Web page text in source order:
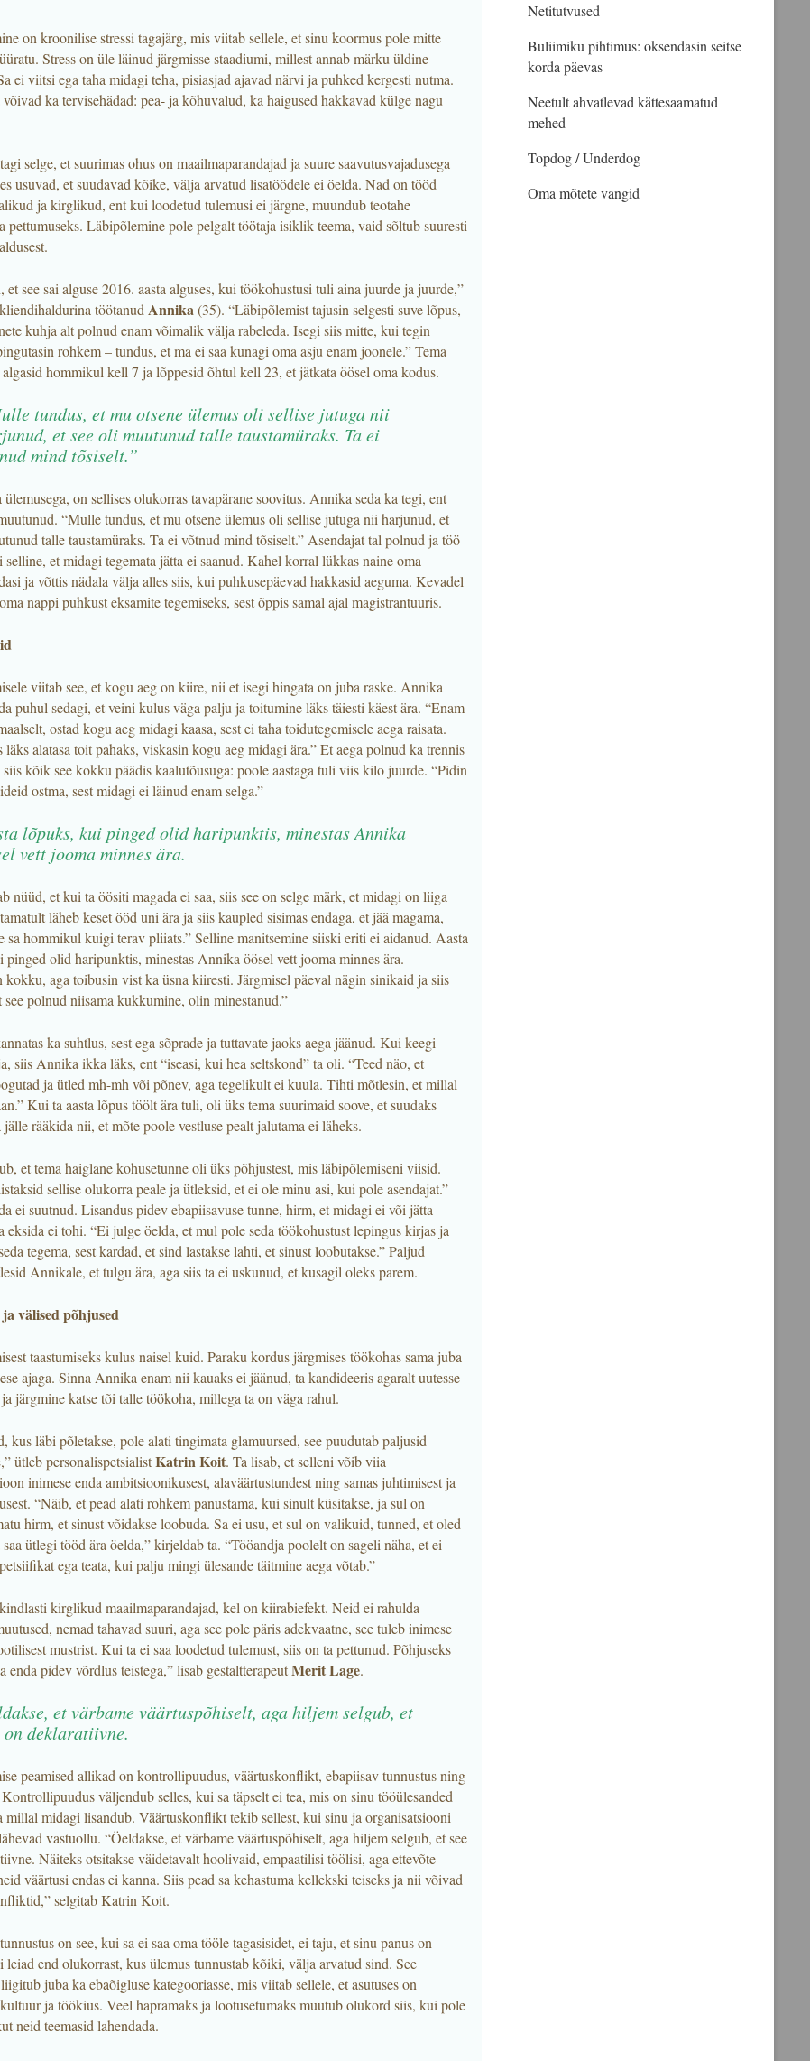
on kroonilise stressi tagajärg, mis viitab sellele, et sinu koormus pole mitte
Stress on üle läinud järgmisse staadiumi, millest annab märku üldine
ei viitsi ega taha midagi teha, pisiasjad ajavad närvi ja puhked kergesti nutma.
ka tervisehädad: pea- ja kõhuvalud, ka haigused hakkavad külge nagu
selge, et suurimas ohus on maailmaparandajad ja suure saavutusvajadusega
usuvad, et suudavad kõike, välja arvatud lisatöödele ei öelda. Nad on tööd
ja kirglikud, ent kui loodetud tulemusi ei järgne, muundub teotahe
pettumuseks. Läbipõlemine pole pelgalt töötaja isiklik teema, vaid sõltub suuresti
et see sai alguse 2016. aasta alguses, kui töökohustusi tuli aina juurde ja juurde,”
töötanud Annika (35). “Läbipõlemist tajusin selgesti suve lõpus,
kuhja alt polnud enam võimalik välja rabeleda. Isegi siis mitte, kui tegin
rohkem – tundus, et ma ei saa kunagi oma asju enam joonele.” Tema
hommikul kell 7 ja lõppesid õhtul kell 23, et jätkata öösel oma kodus.
tundus, et mu otsene ülemus oli sellise jutuga nii
et see oli muutunud talle taustamüraks. Ta ei
mind tõsiselt.”
ülemusega, on sellises olukorras tavapärane soovitus. Annika seda ka tegi, ent
“Mulle tundus, et mu otsene ülemus oli sellise jutuga nii harjunud, et
talle taustamüraks. Ta ei võtnud mind tõsiselt.” Asendajat tal polnud ja töö
et midagi tegemata jätta ei saanud. Kahel korral lükkas naine oma
ja võttis nädala välja alles siis, kui puhkusepäevad hakkasid aeguma. Kevadel
nappi puhkust eksamite tegemiseks, sest õppis samal ajal magistrantuuris.
viitab see, et kogu aeg on kiire, nii et isegi hingata on juba raske. Annika
puhul sedagi, et veini kulus väga palju ja toitumine läks täiesti käest ära. “Enam
ostad kogu aeg midagi kaasa, sest ei taha toidutegemisele aega raisata.
alatasa toit pahaks, viskasin kogu aeg midagi ära.” Et aega polnud ka trennis
kõik see kokku päädis kaalutõusuga: poole aastaga tuli viis kilo juurde. “Pidin
ostma, sest midagi ei läinud enam selga.”
lõpuks, kui pinged olid haripunktis, minestas Annika
vett jooma minnes ära.
nüüd, et kui ta öösiti magada ei saa, siis see on selge märk, et midagi on liiga
läheb keset ööd uni ära ja siis kaupled sisimas endaga, et jää magama,
sa hommikul kuigi terav pliiats.” Selline manitsemine siiski eriti ei aidanud. Aasta
pinged olid haripunktis, minestas Annika öösel vett jooma minnes ära.
aga toibusin vist ka üsna kiiresti. Järgmisel päeval nägin sinikaid ja siis
see polnud niisama kukkumine, olin minestanud.”
ka suhtlus, sest ega sõprade ja tuttavate jaoks aega jäänud. Kui keegi
siis Annika ikka läks, ent “iseasi, kui hea seltskond” ta oli. “Teed näo, et
ja ütled mh-mh või põnev, aga tegelikult ei kuula. Tihti mõtlesin, et millal
Kui ta aasta lõpus töölt ära tuli, oli üks tema suurimaid soove, et suudaks
jälle rääkida nii, et mõte poole vestluse pealt jalutama ei läheks.
et tema haiglane kohusetunne oli üks põhjustest, mis läbipõlemiseni viisid.
sellise olukorra peale ja ütleksid, et ei ole minu asi, kui pole asendajat.”
ei suutnud. Lisandus pidev ebapiisavuse tunne, hirm, et midagi ei või jätta
eksida ei tohi. “Ei julge öelda, et mul pole seda töökohustust lepingus kirjas ja
tegema, sest kardad, et sind lastakse lahti, et sinust loobutakse.” Paljud
Annikale, et tulgu ära, aga siis ta ei uskunud, et kusagil oleks parem.
ja välised põhjused
taastumiseks kulus naisel kuid. Paraku kordus järgmises töökohas sama juba
ajaga. Sinna Annika enam nii kauaks ei jäänud, ta kandideeris agaralt uutesse
ja järgmine katse tõi talle töökoha, millega ta on väga rahul.
kus läbi põletakse, pole alati tingimata glamuursed, see puudutab paljusid
ütleb personalispetsialistKatrin Koit. Ta lisab, et selleni võib viia
inimese enda ambitsioonikusest, alaväärtustundest ning samas juhtimisest ja
“Näib, et pead alati rohkem panustama, kui sinult küsitakse, ja sul on
hirm, et sinust võidakse loobuda. Sa ei usu, et sul on valikuid, tunned, et oled
ütlegi tööd ära öelda,” kirjeldab ta. “Tööandja poolelt on sageli näha, et ei
ega teata, kui palju mingi ülesande täitmine aega võtab.”
kirglikud maailmaparandajad, kel on kiirabiefekt. Neid ei rahulda
nemad tahavad suuri, aga see pole päris adekvaatne, see tuleb inimese
mustrist. Kui ta ei saa loodetud tulemust, siis on ta pettunud. Põhjuseks
enda pidev võrdlus teistega,” lisab gestaltterapeutMerit Lage.
et värbame väärtuspõhiselt, aga hiljem selgub, et
on deklaratiivne.
peamised allikad on kontrollipuudus, väärtuskonflikt, ebapiisav tunnustus ning
väljendub selles, kui sa täpselt ei tea, mis on sinu tööülesanded
millal midagi lisandub. Väärtuskonflikt tekib sellest, kui sinu ja organisatsiooni
vastuollu. “Öeldakse, et värbame väärtuspõhiselt, aga hiljem selgub, et see
Näiteks otsitakse väidetavalt hoolivaid, empaatilisi töölisi, aga ettevõte
väärtusi endas ei kanna. Siis pead sa kehastuma kellekski teiseks ja nii võivad
selgitab Katrin Koit.
on see, kui sa ei saa oma tööle tagasisidet, ei taju, et sinu panus on
leiad end olukorrast, kus ülemus tunnustab kõiki, välja arvatud sind. See
juba ka ebaõigluse kategooriasse, mis viitab sellele, et asutuses on
ja töökius. Veel hapramaks ja lootusetumaks muutub olukord siis, kui pole
neid teemasid lahendada.
Netitutvused
Buliimiku pihtimus: oksendasin seitse
korda päevas
Neetult ahvatlevad kättesaamatud
mehed
Topdog / Underdog
Oma mõtete vangid